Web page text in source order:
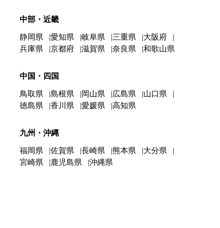
中部・近畿
静岡県 愛知県 岐阜県 三重県
大阪府
兵庫県
京都府 滋賀県 奈良県 和歌山県
中国・四国
鳥取県 島根県 岡山県 広島県
山口県
徳島県
香川県 愛媛県 高知県
九州・沖縄
福岡県 佐賀県 長崎県 熊本県
大分県
宮崎県
鹿児島県 沖縄県